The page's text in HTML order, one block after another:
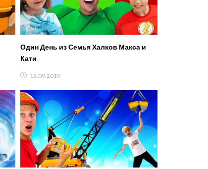
Один День из Семья Халков Макса и
Кати
13.09.2019